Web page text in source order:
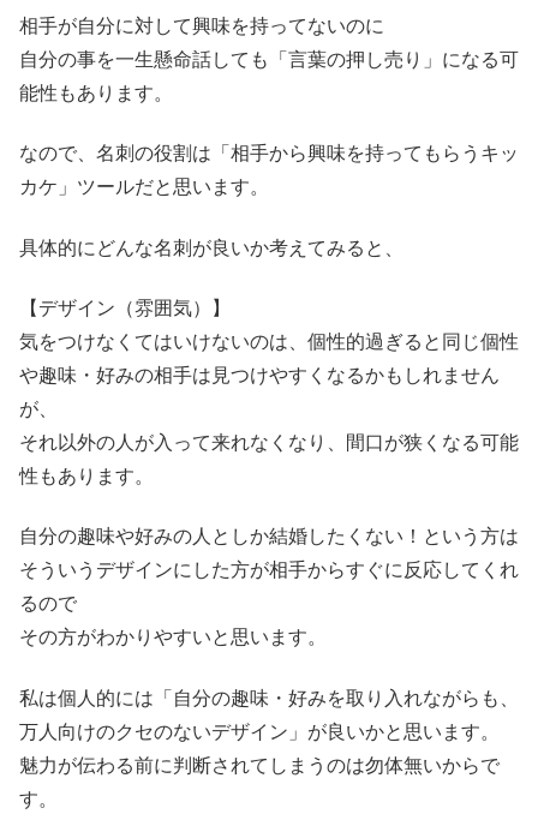
相手が自分に対して興味を持ってないのに
自分の事を一生懸命話しても「言葉の押し売り」になる可
能性もあります。
なので、名刺の役割は「相手から興味を持ってもらうキッ
カケ」ツールだと思います。
具体的にどんな名刺が良いか考えてみると、
【デザイン（雰囲気）】
気をつけなくてはいけないのは、個性的過ぎると同じ個性
や趣味・好みの相手は見つけやすくなるかもしれません
が、
それ以外の人が入って来れなくなり、間口が狭くなる可能
性もあります。
自分の趣味や好みの人としか結婚したくない！という方は
そういうデザインにした方が相手からすぐに反応してくれ
るので
その方がわかりやすいと思います。
私は個人的には「自分の趣味・好みを取り入れながらも、
万人向けのクセのないデザイン」が良いかと思います。
魅力が伝わる前に判断されてしまうのは勿体無いからで
す。